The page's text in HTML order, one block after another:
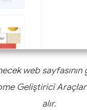
web
Geliştirici
alır.